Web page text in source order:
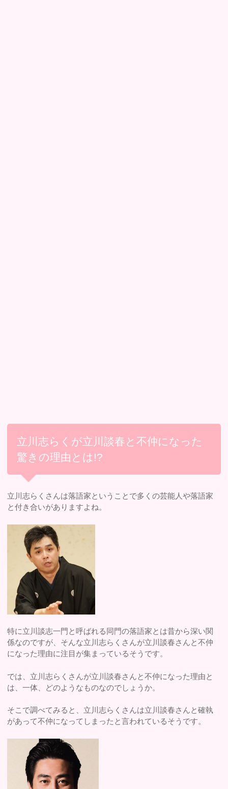
立川志らくが立川談春と不仲になった
驚きの理由とは!?
立川志らくさんは落語家ということで多くの芸能人や落語家
と付き合いがありますよね。
特に立川談志一門と呼ばれる同門の落語家とは昔から深い関
係なのですが、そんな立川志らくさんが立川談春さんと不仲
になった理由に注目が集まっているそうです。
では、立川志らくさんが立川談春さんと不仲になった理由と
は、一体、どのようなものなのでしょうか。
そこで調べてみると、立川志らくさんは立川談春さんと確執
があって不仲になってしまったと言われているそうです。